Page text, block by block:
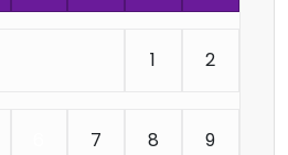
1 2
7 8 9